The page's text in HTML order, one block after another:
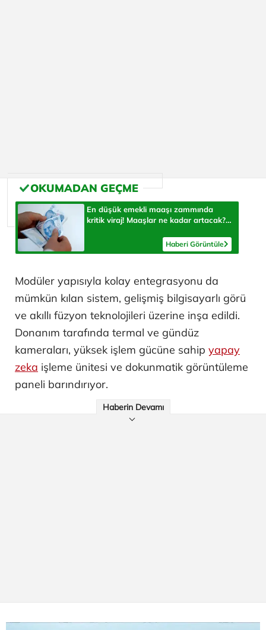
En düşük emekli maaşı zammında
kritik viraj! Maaşlar ne kadar artacak?
Haberi Görüntüle
Modüler yapısıyla kolay entegrasyonu da
mümkün kılan sistem, gelişmiş bilgisayarlı görü
ve akıllı füzyon teknolojileri üzerine inşa edildi.
Donanım tarafında termal ve gündüz
kameraları, yüksek işlem gücüne sahip yapay
zeka işleme ünitesi ve dokunmatik görüntüleme
paneli barındırıyor.
Haberin Devamı